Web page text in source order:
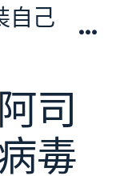
自己
司
毒